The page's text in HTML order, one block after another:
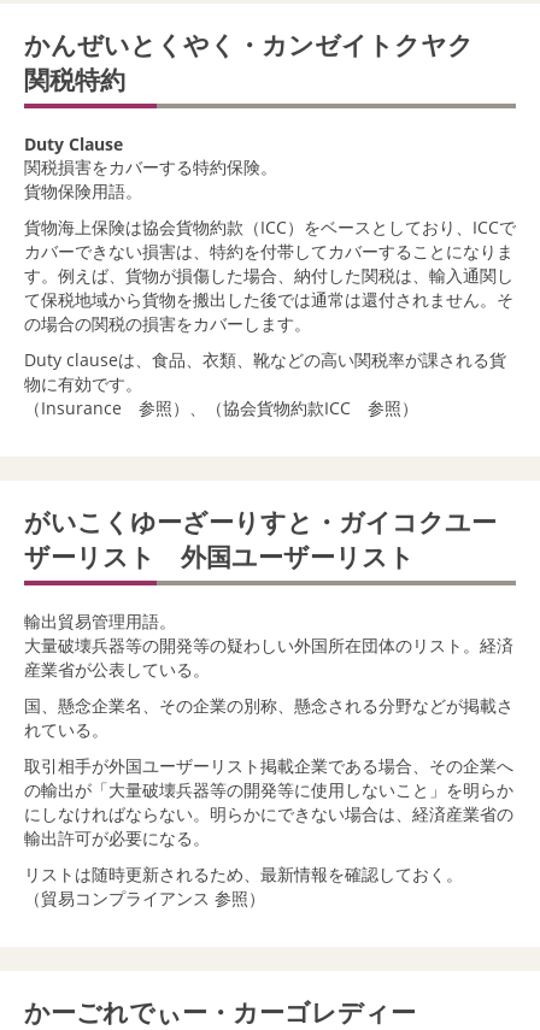
かんぜいとくやく・カンゼイトクヤク
関税特約
Duty Clause
関税損害をカバーする特約保険。
貨物保険用語。
貨物海上保険は協会貨物約款（ICC）をベースとしており、ICCで
カバーできない損害は、特約を付帯してカバーすることになりま
す。例えば、貨物が損傷した場合、納付した関税は、輸入通関し
て保税地域から貨物を搬出した後では通常は還付されません。そ
の場合の関税の損害をカバーします。
Duty clauseは、食品、衣類、靴などの高い関税率が課される貨
物に有効です。
（Insurance 参照） 、 （協会貨物約款ICC 参照）
がいこくゆーざーりすと・ガイコクユー
ザーリスト 外国ユーザーリスト
輸出貿易管理用語。
大量破壊兵器等の開発等の疑わしい外国所在団体のリスト。経済
産業省が公表している。
国、懸念企業名、その企業の別称、懸念される分野などが掲載さ
れている。
取引相手が外国ユーザーリスト掲載企業である場合、その企業へ
の輸出が「大量破壊兵器等の開発等に使用しないこと」を明らか
にしなければならない。明らかにできない場合は、経済産業省の
輸出許可が必要になる。
リストは随時更新されるため、最新情報を確認しておく。
（貿易コンプライアンス 参照）
かーごれでぃー・カーゴレディー